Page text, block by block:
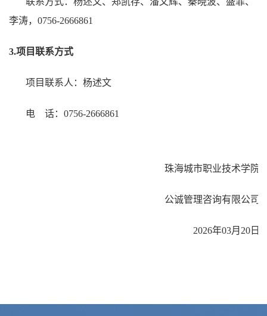
李涛，0756-2666861
3.项目联系方式
项目联系人：杨述文
电 话：0756-2666861
珠海城市职业技术学院
公诚管理咨询有限公司
2026年03月 20 日